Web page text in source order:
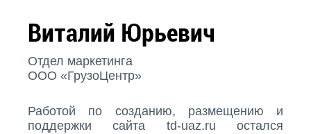
Виталий Юрьевич
Отдел маркетинга
ООО «ГрузоЦентр»
Работой по созданию, размещению и
поддержки сайта td-uaz.ru остался